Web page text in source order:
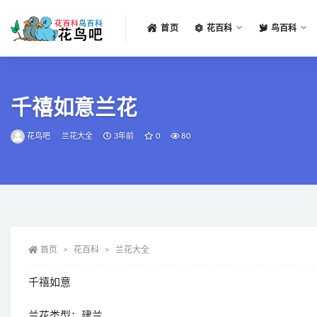
首页 花百科 鸟百科
千禧如意兰花
花鸟吧 兰花大全 3年前 0 80
首页 花百科 兰花大全
千禧如意